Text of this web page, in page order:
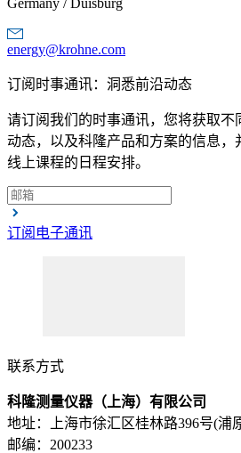
energy@krohne.com
订阅时事通讯：洞悉前沿动态
请订阅我们的时事通讯，您将获取不
动态，以及科隆产品和方案的信息，
线上课程的日程安排。
订阅电子通讯
联系方式
科隆测量仪器（上海）有限公司
地址：上海市徐汇区桂林路396号(浦
邮编：200233